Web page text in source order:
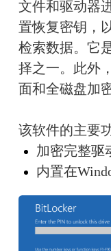
文件和驱动器
置恢复密钥，
检索数据。它
择之一。此外
面和全磁盘加
该软件的主要
加密完整驱
内置在